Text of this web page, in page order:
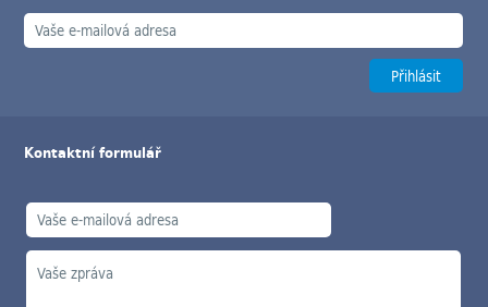
Kontaktní formulář